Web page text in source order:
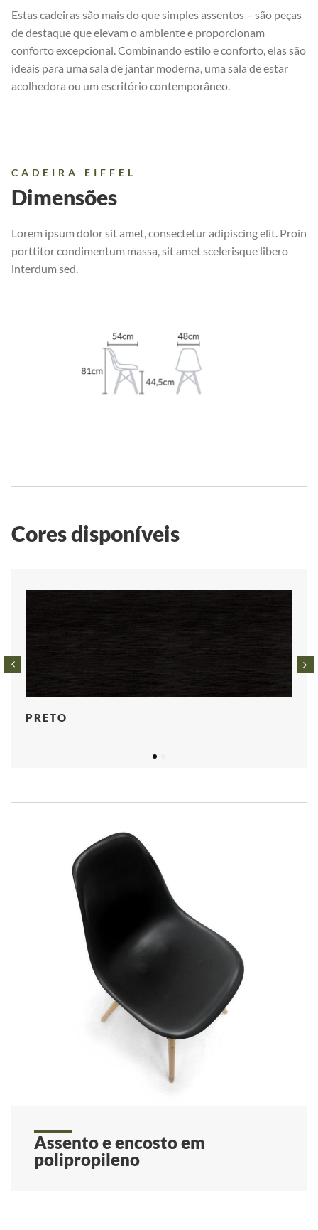
Estas cadeiras são mais do que simples assentos – são peças
de destaque que elevam o ambiente e proporcionam
conforto excepcional. Combinando estilo e conforto, elas são
ideais para uma sala de jantar moderna, uma sala de estar
acolhedora ou um escritório contemporâneo.
CADEIRA EIFFEL
Dimensões
Lorem ipsum dolor sit amet, consectetur adipiscing elit. Proin
porttitor condimentum massa, sit amet scelerisque libero
interdum sed.
Cores disponíveis
PRETO
Assento e encosto em
polipropileno